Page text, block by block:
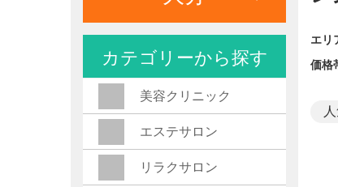
エリ
価格
カテゴリーから探す
美容クリニック
エステサロン
リラクサロン